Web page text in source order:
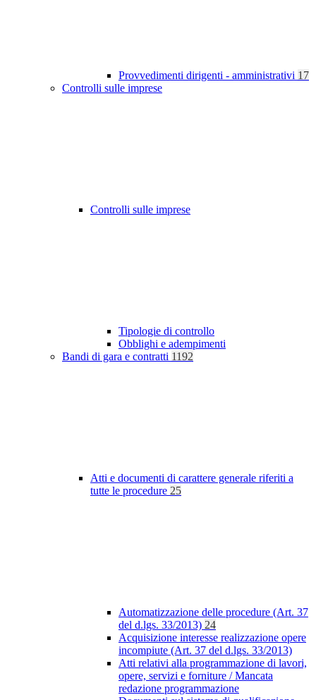
Provvedimenti dirigenti - amministrativi 17
Controlli sulle imprese
Controlli sulle imprese
Tipologie di controllo
Obblighi e adempimenti
Bandi di gara e contratti 1192
Atti e documenti di carattere generale riferiti a
tutte le procedure 25
Automatizzazione delle procedure (Art. 37
del d.lgs. 33/2013) 24
Acquisizione interesse realizzazione opere
incompiute (Art. 37 del d.lgs. 33/2013)
Atti relativi alla programmazione di lavori,
opere, servizi e forniture / Mancata
redazione programmazione